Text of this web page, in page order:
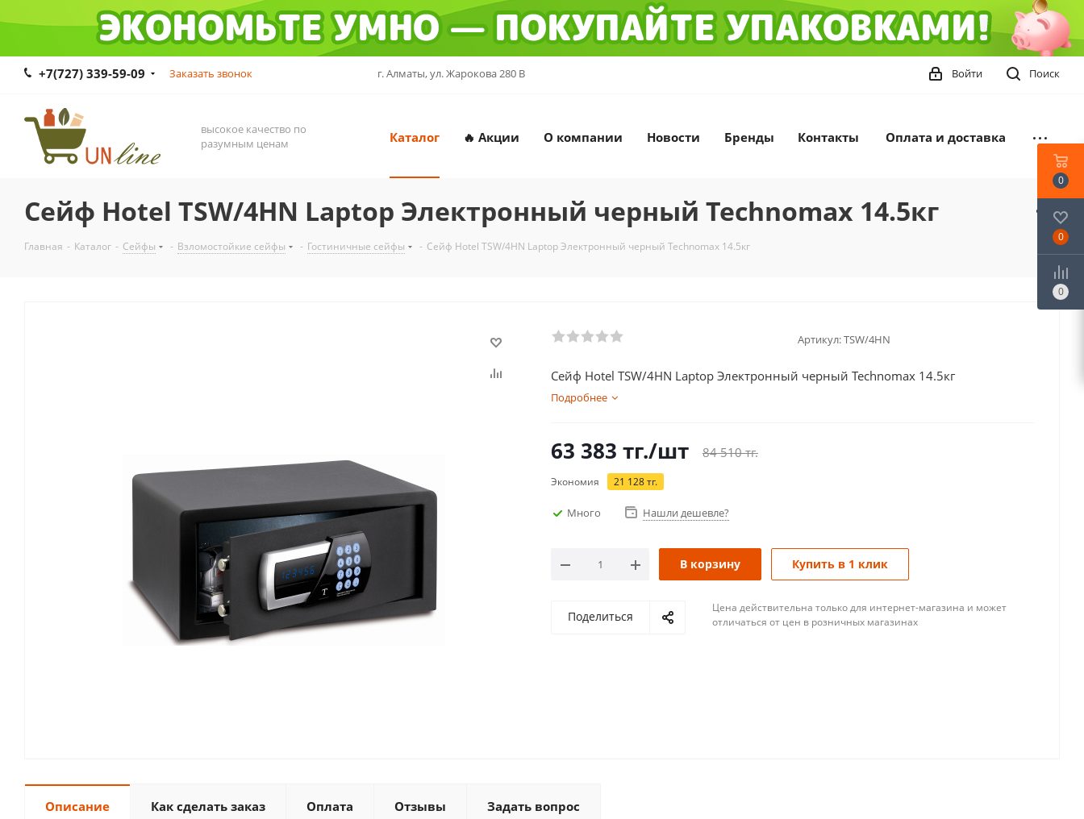
+7(727) 339-59-09 Заказать звонок г. Алматы, ул. Жарокова 280 В Поиск
Войти
высокое качество по
разумным ценам
Каталог 🔥 Акции О компании Новости Бренды Контакты Оплата и доставка
Сейф Hotel TSW/4HN Laptop Электронный черный Technomax 14.5кг
Главная - Каталог - Сейфы - Взломостойкие сейфы - Гостиничные сейфы - Сейф Hotel TSW/4HN Laptop Электронный черный Technomax 14.5кг
Артикул:TSW/4HN
Сейф Hotel TSW/4HN Laptop Электронный черный Technomax 14.5кг
Подробнее
63 383 тг./шт 84 510тг.
Экономия 21 128тг.
Много Нашли дешевле?
В корзину Купить в 1 клик
Поделиться
Цена действительна только для интернет-магазина и может
отличаться от цен в розничных магазинах
Описание Как сделать заказ Оплата Отзывы Задать вопрос
0
0
0